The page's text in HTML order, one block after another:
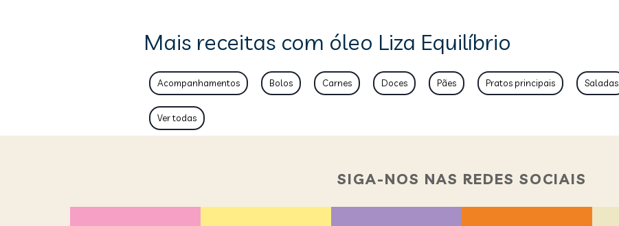
Mais receitas com óleo Liza Equilíbrio
Acompanhamentos Bolos Carnes Doces Pães Pratos principais Saladas
Ver todas
SIGA-NOS NAS REDES SOCIAIS